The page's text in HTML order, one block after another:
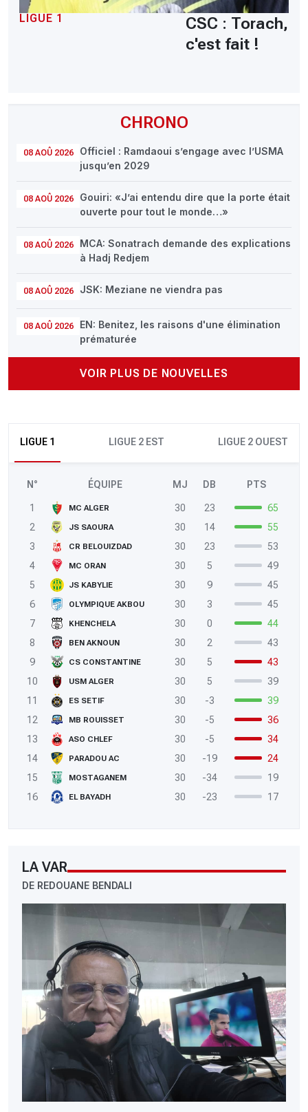
CHRONO
08 AOÛ 2026
Officiel : Ramdaoui s’engage avec l’USMA
jusqu’en 2029
08 AOÛ 2026
Gouiri: «J’ai entendu dire que la porte était
ouverte pour tout le monde…»
08 AOÛ 2026
MCA: Sonatrach demande des explications
à Hadj Redjem
08 AOÛ 2026 JSK: Meziane ne viendra pas
08 AOÛ 2026
EN: Benitez, les raisons d'une élimination
prématurée
VOIR PLUS DE NOUVELLES
LIGUE 1 LIGUE 2 EST LIGUE 2 OUEST
N° ÉQUIPE MJ DB PTS
1 MC ALGER 30 23
65
2
JS SAOURA 30 14
55
3
CR BELOUIZDAD 30 23
53
4
MC ORAN 30 5
49
5
JS KABYLIE 30 9
45
6
OLYMPIQUE AKBOU 30 3
45
7
KHENCHELA 30 0
44
8
BEN AKNOUN 30 2
43
9
CS CONSTANTINE 30 5
43
10
USM ALGER 30 5
39
11
ES SETIF 30 -3
39
12
MB ROUISSET 30 -5
36
13
ASO CHLEF 30 -5
34
14
PARADOU AC 30 -19
24
15
MOSTAGANEM 30 -34
19
16
EL BAYADH 30 -23 17
LA VAR
DE REDOUANE BENDALI
LIGUE 1
CSC : Torach,
c'est fait !